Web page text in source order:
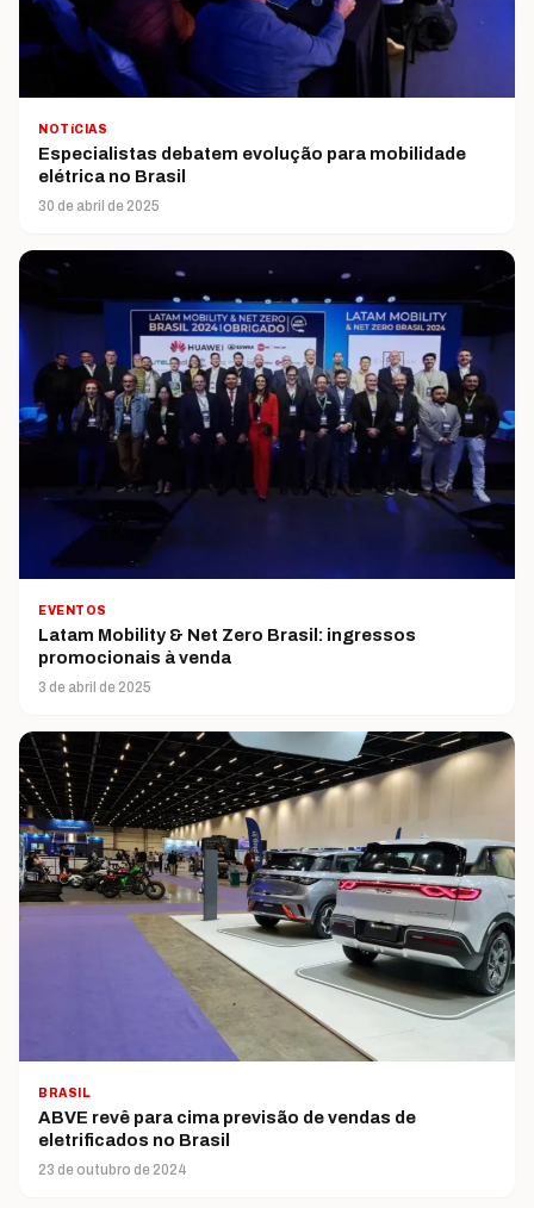
NOTíCIAS
Especialistas debatem evolução para mobilidade
elétrica no Brasil
30 de abril de 2025
EVENTOS
Latam Mobility & Net Zero Brasil: ingressos
promocionais à venda
3 de abril de 2025
BRASIL
ABVE revê para cima previsão de vendas de
eletrificados no Brasil
23 de outubro de 2024